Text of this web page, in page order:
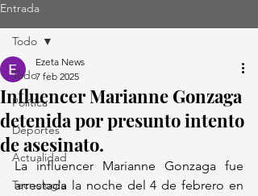
Entrada
Todo
Política
Deportes
Actualidad
Tecnología
Todo
Influencer Marianne Gonzaga
detenida por presunto intento
de asesinato.
Ezeta News
7 feb 2025
La influencer Marianne Gonzaga fue
arrestada la noche del 4 de febrero en